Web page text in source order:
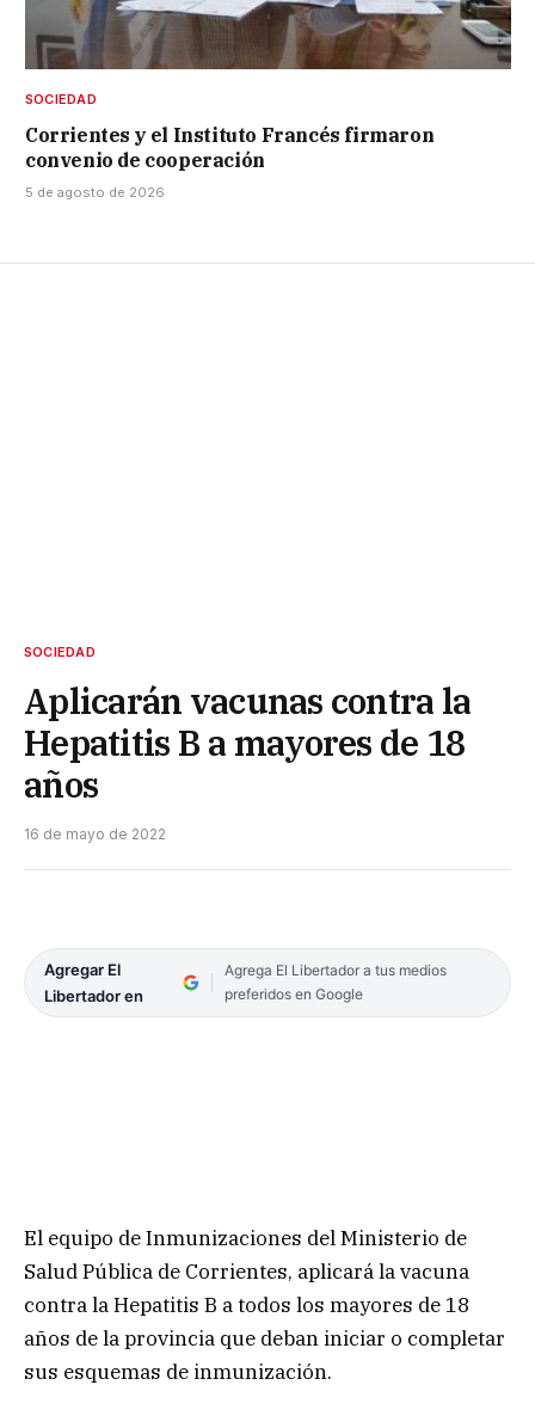
SOCIEDAD
Corrientes y el Instituto Francés firmaron
convenio de cooperación
5 de agosto de 2026
SOCIEDAD
Aplicarán vacunas contra la
Hepatitis B a mayores de 18
años
16 de mayo de 2022
Agregar El
Libertador en
Agrega El Libertador a tus medios
preferidos en Google
El equipo de Inmunizaciones del Ministerio de
Salud Pública de Corrientes, aplicará la vacuna
contra la Hepatitis B a todos los mayores de 18
años de la provincia que deban iniciar o completar
sus esquemas de inmunización.